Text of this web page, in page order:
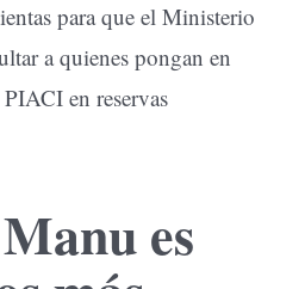
para que el Ministerio
a quienes pongan en
en reservas
es